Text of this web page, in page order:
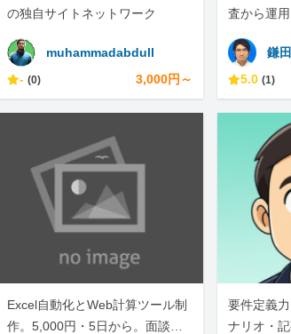
の独自サイトネットワーク
muhammadabdull
- (0) 3,000円～
査から運
鎌
5.0 (1)
Excel自動化とWeb計算ツール制
作。5,000円・5日から。面談な
要件定義
ナリオ・